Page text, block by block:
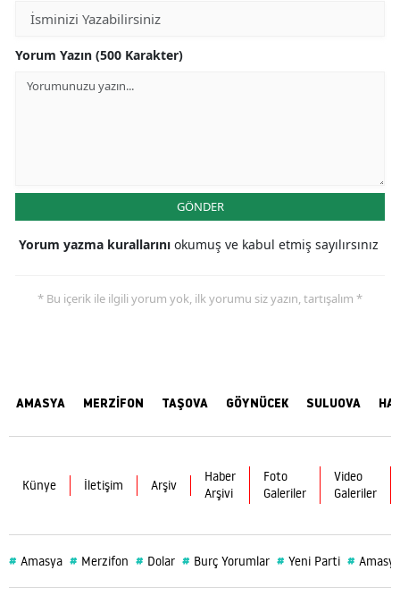
Yorum Yazın (500 Karakter)
GÖNDER
Yorum yazma kurallarını okumuş ve kabul etmiş sayılırsınız
* Bu içerik ile ilgili yorum yok, ilk yorumu siz yazın, tartışalım *
AMASYA MERZİFON TAŞOVA GÖYNÜCEK SULUOVA
Künye İletişim Arşiv
Haber
Arşivi
Foto
Galeriler
Video
Galeriler
# Amasya # Merzifon # Dolar # Burç Yorumlar # Yeni Parti #